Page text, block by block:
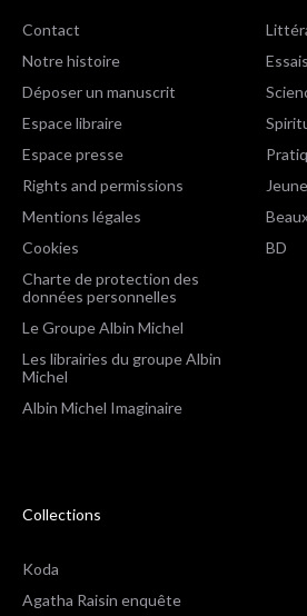
Contact
Notre histoire
Déposer un manuscrit
Espace libraire
Espace presse
Rights and permissions
Mentions légales
Cookies
Charte de protection des
données personnelles
Le Groupe Albin Michel
Les librairies du groupe Albin
Michel
Albin Michel Imaginaire
BD
Collections
Koda
Agatha Raisin enquête